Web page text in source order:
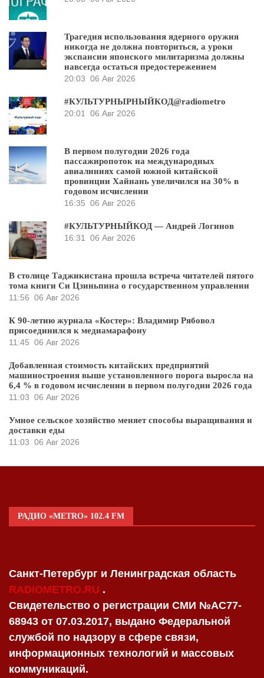
Трагедия использования ядерного оружия
никогда не должна повториться, а уроки
экспансии японского милитаризма должны
навсегда остаться предостережением
20:03 06 Авг 2026
#КУЛЬТУРНЫРНЫЙКОД@radiometro
20:01
06 Авг 2026
В первом полугодии 2026 года
пассажиропоток на международных
авиалиниях самой южной китайской
провинции Хайнань увеличился на 30% в
годовом исчислении
16:35 06 Авг 2026
#КУЛЬТУРНЫЙКОД — Андрей Логинов
16:31
06 Авг 2026
В столице Таджикистана прошла встреча читателей пятого
тома книги Си Цзиньпина о государственном управлении
11:56 06 Авг 2026
К 90-летию журнала «Костер»: Владимир Рябовол
присоединился к медиамарафону
11:45 06 Авг 2026
Добавленная стоимость китайских предприятий
машиностроения выше установленного порога выросла на
6,4 % в годовом исчислении в первом полугодии 2026 года
11:03 06 Авг 2026
Умное сельское хозяйство меняет способы выращивания и
доставки еды
11:03 06 Авг 2026
РАДИО «METRO» 102.4 FM
Санкт-Петербург и Ленинградская область
RADIOMETRO.RU .
Свидетельство о регистрации СМИ №AC77-
68943 от 07.03.2017, выдано Федеральной
службой по надзору в сфере связи,
информационных технологий и массовых
коммуникаций.